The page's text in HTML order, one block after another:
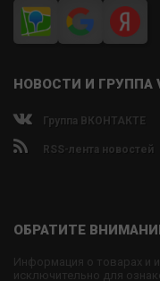
НОВОСТИ И ГРУППА
Группа ВКОНТАКТЕ
RSS-лента новостей
ОБРАТИТЕ
Информация о товарах и
исключительно для